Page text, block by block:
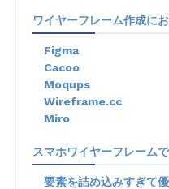
ワイヤーフレーム作成に
Figma
Cacoo
Moqups
Wireframe.cc
Miro
スマホワイヤーフレーム
要素を詰め込みすぎて